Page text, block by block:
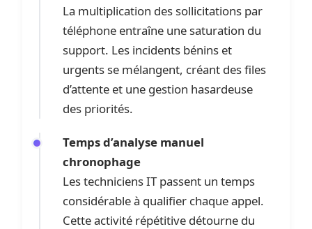
La multiplication des sollicitations par
téléphone entraîne une saturation du
support. Les incidents bénins et
urgents se mélangent, créant des files
d’attente et une gestion hasardeuse
des priorités.
Temps d’analyse manuel
chronophage
Les techniciens IT passent un temps
considérable à qualifier chaque appel.
Cette activité répétitive détourne du